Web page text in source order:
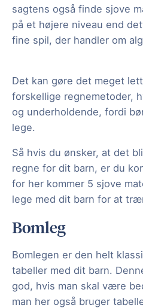
sagtens også finde sjove
på et højere niveau end
fine spil, der
Det kan gøre det meget
forskellige regnemetoder,
og underholdende, fordi
lege.
Så hvis du ønsker, at det
regne for dit barn, er du
for her kommer 5 sjove
lege med dit barn for at
Bomleg
Bomlegen er den helt
tabeller med dit barn.
god, hvis man skal være
man her også bruger